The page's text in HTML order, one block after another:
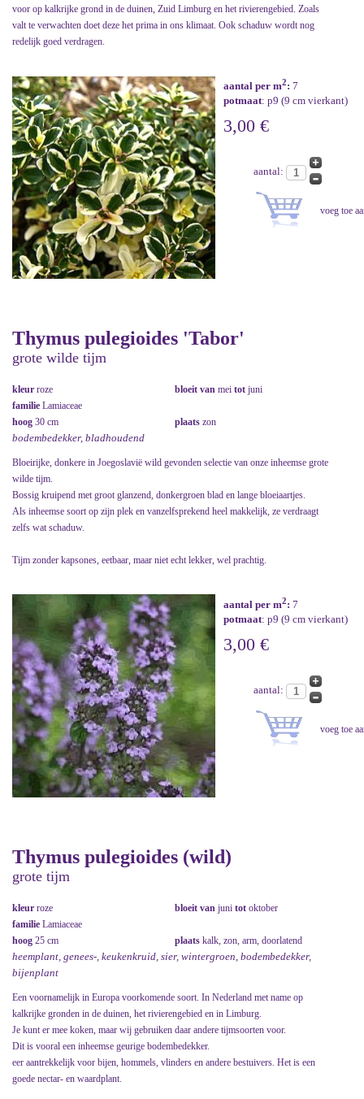
voor op kalkrijke grond in de duinen, Zuid Limburg en het rivierengebied. Zoals
valt te verwachten doet deze het prima in ons klimaat. Ook schaduw wordt nog
redelijk goed verdragen.
aantal per m2: 7
potmaat: p9 (9 cm vierkant)
3,00 €
aantal:
Thymus pulegioides 'Tabor'
grote wilde tijm
kleur roze bloeit van mei tot juni
familie Lamiaceae
hoog 30 cm plaats zon
bodembedekker, bladhoudend
Bloeirijke, donkere in Joegoslavië wild gevonden selectie van onze inheemse grote
wilde tijm.
Bossig kruipend met groot glanzend, donkergroen blad en lange bloeiaartjes.
Als inheemse soort op zijn plek en vanzelfsprekend heel makkelijk, ze verdraagt
zelfs wat schaduw.
Tijm zonder kapsones, eetbaar, maar niet echt lekker, wel prachtig.
aantal per m2: 7
potmaat: p9 (9 cm vierkant)
3,00 €
aantal:
Thymus pulegioides (wild)
grote tijm
kleur roze bloeit van juni tot oktober
familie Lamiaceae
hoog 25 cm plaats kalk, zon, arm, doorlatend
heemplant, genees-, keukenkruid, sier, wintergroen, bodembedekker,
bijenplant
Een voornamelijk in Europa voorkomende soort. In Nederland met name op
kalkrijke gronden in de duinen, het rivierengebied en in Limburg.
Je kunt er mee koken, maar wij gebruiken daar andere tijmsoorten voor.
Dit is vooral een inheemse geurige bodembedekker.
eer aantrekkelijk voor bijen, hommels, vlinders en andere bestuivers. Het is een
goede nectar- en waardplant.